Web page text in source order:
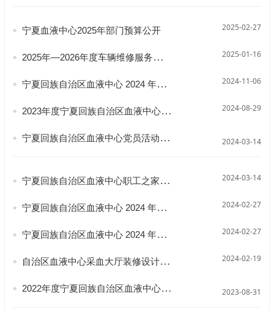
宁夏血液中心2025年部门预算公开 2025-02-27
2025年—2026年度车辆维修服务项目综合评比结果公告 2025-01-16
宁夏回族自治区血液中心 2024 年印刷及宣传品 采购项目公开招标公告 2024-11-06
2023年度宁夏回族自治区血液中心部门决算 2024-08-29
宁夏回族自治区血液中心党员活动室装修设计服务采购公告 2024-03-14
宁夏回族自治区血液中心职工之家装修设计服务采购公告 2024-03-14
宁夏回族自治区血液中心 2024 年单位预算 2024-02-27
宁夏回族自治区血液中心 2024 年自治区本级单位项目支出预算绩效目标 2024-02-27
自治区血液中心采血大厅装修设计服务采购公告 2024-02-19
2022年度宁夏回族自治区血液中心部门决算公告 2023-08-31